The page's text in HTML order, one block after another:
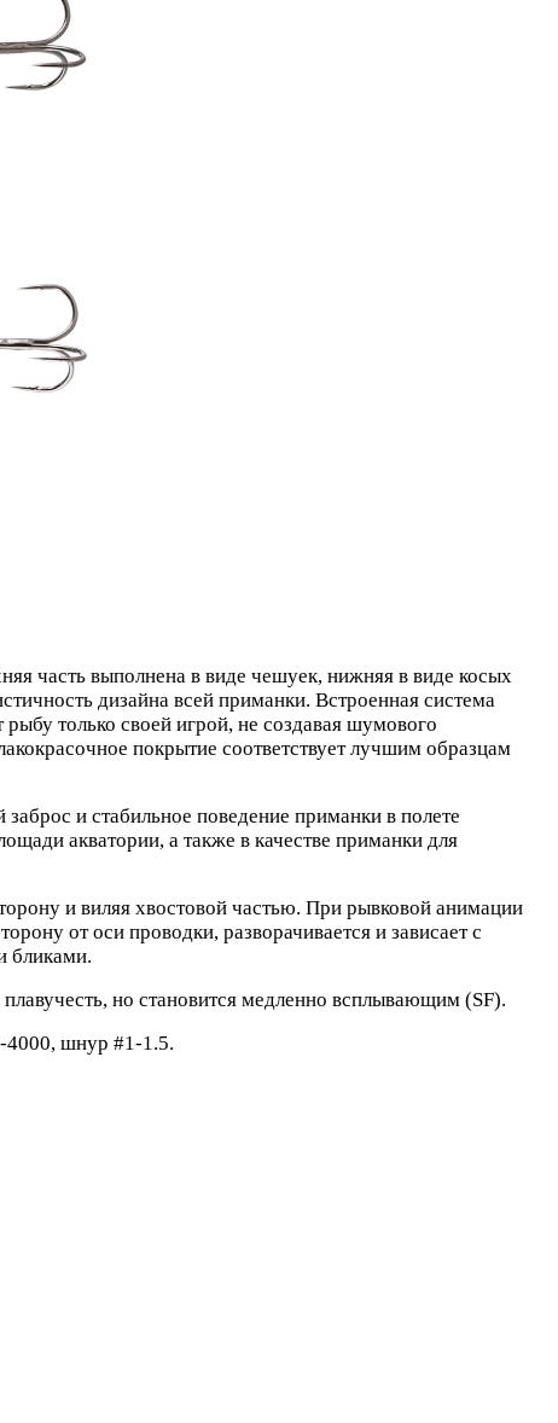
часть выполнена в виде чешуек, нижняя в виде косых
дизайна всей приманки. Встроенная система
только своей игрой, не создавая шумового
покрытие соответствует лучшим образцам
и стабильное поведение приманки в полете
акватории, а также в качестве приманки для
и виляя хвостовой частью. При рывковой анимации
от оси проводки, разворачивается и зависает с
бликами.
но становится медленно всплывающим (SF).
4000, шнур #1-1.5.